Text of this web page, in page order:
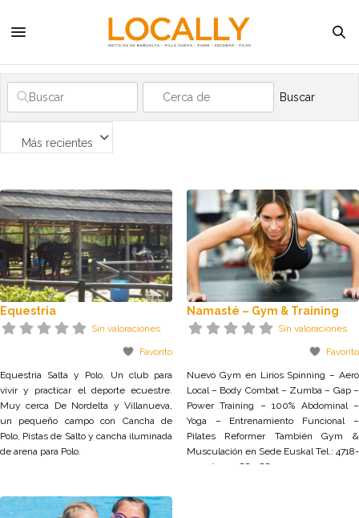
Buscar
Más recientes
Equestria
Sin valoraciones
Favorito
Equestria Salta y Polo. Un club para
vivir y practicar el deporte ecuestre.
Muy cerca De Nordelta y Villanueva,
un pequeño campo con Cancha de
Polo, Pistas de Salto y cancha iluminada
de arena para Polo.
Namasté – Gym & Training
Sin valoraciones
Favorito
Nuevo Gym en Lirios Spinning – Aero
Local – Body Combat – Zumba – Gap –
Power Training – 100% Abdominal –
Yoga – Entrenamiento Funcional –
Pilates Reformer También Gym &
Musculación en Sede Euskal Tel.: 4718-
7755 / 011-5887-8810